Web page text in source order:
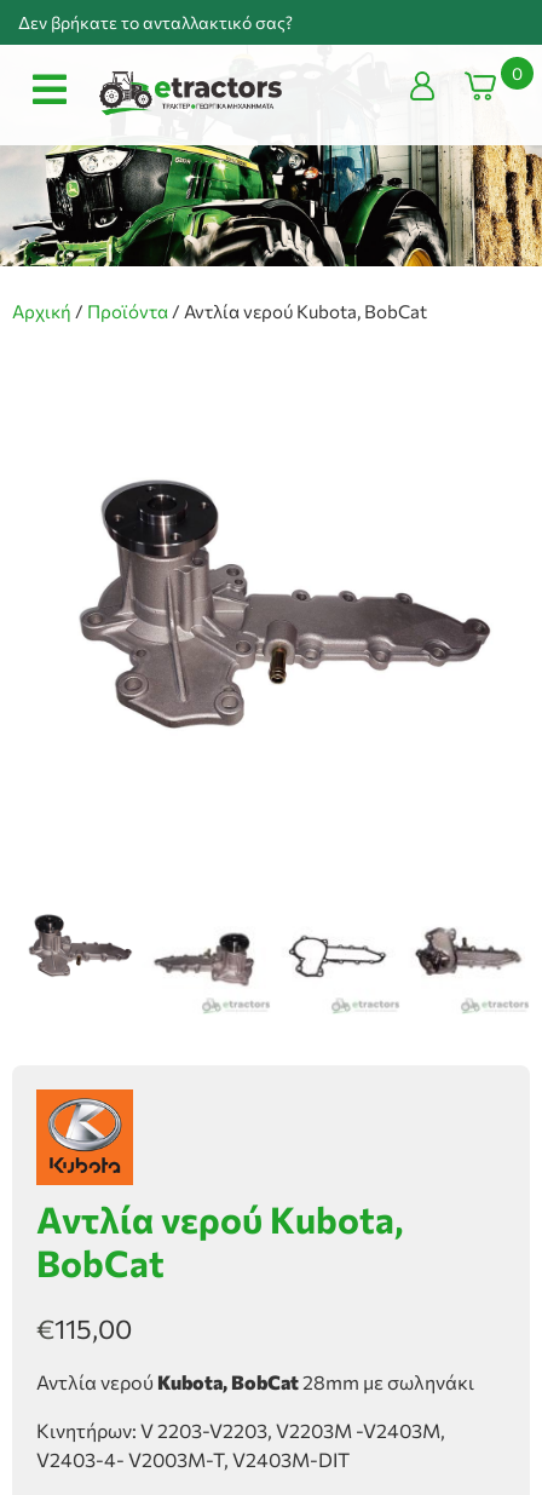
Δεν βρήκατε το ανταλλακτικό σας?
0
Αρχική / Προϊόντα / Αντλία νερού Kubota, BobCat
Αντλία νερού Kubota,
BobCat
€115,00
Αντλία νερού Kubota, BobCat28mm με σωληνάκι
Κινητήρων: V 2203-V2203, V2203M -V2403M,
V2403-4- V2003M-T, V2403M-DIT